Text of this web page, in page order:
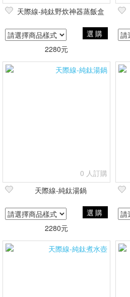
天際線-純鈦野炊神器蒸飯盒
選購
2280元
0 人訂購
天際線-純鈦湯鍋
選購
2280元